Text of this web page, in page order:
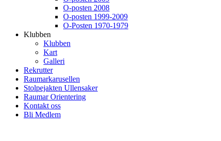
O-posten 2008
O-posten 1999-2009
O-Posten 1970-1979
Klubben
Klubben
Kart
Galleri
Rekrutter
Raumarkarusellen
Stolpejakten Ullensaker
Raumar Orientering
Kontakt oss
Bli Medlem